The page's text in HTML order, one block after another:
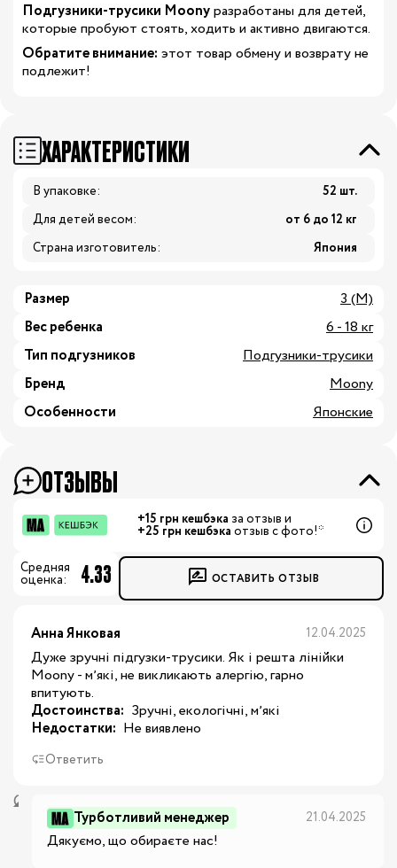
Подгузники-трусики Moonyразработаны для детей,
которые пробуют стоять, ходить и активно двигаются.
Обратите внимание: этот товар обмену и возврату не
подлежит!
ХАРАКТЕРИСТИКИ
В упаковке:
52 шт.
Для детей весом:
от 6 до 12 кг
Страна изготовитель:
Япония
Размер
3 (M)
Вес ребенка
6 - 18 кг
Тип подгузников
Подгузники-трусики
Бренд
Moony
Особенности
Японские
ОТЗЫВЫ
+15 грн кешбэка за отзыв и
+25 грн кешбэка отзыв с фото!*
Средняя
оценка: 4.33 ОСТАВИТЬ ОТЗЫВ
Анна Янковая 12.04.2025
Дуже зручні підгузки-трусики. Як і решта лінійки
Moony - мʼякі, не викликають алергію, гарно
впитують.
Достоинства: Зручні, екологічні, мʼякі
Недостатки: Не виявлено
Ответить
Турботливий менеджер 21.04.2025
Дякуємо, що обираєте нас!